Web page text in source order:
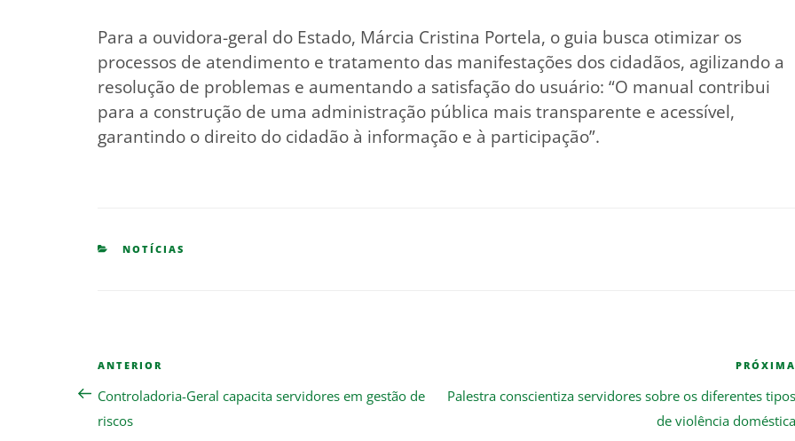
Para a ouvidora-geral do Estado, Márcia Cristina Portela, o guia busca otimizar os
processos de atendimento e tratamento das manifestações dos cidadãos, agilizando a
resolução de problemas e aumentando a satisfação do usuário: “O manual contribui
para a construção de uma administração pública mais transparente e acessível,
garantindo o direito do cidadão à informação e à participação”.
CATEGORIES
NOTÍCIAS
Navegação
Post
Previous
Post
ANTERIOR
Controladoria-Geral capacita servidores em gestão de
riscos
PRÓXIMA
Palestra conscientiza servidores sobre os diferentes tipos
de violência doméstica